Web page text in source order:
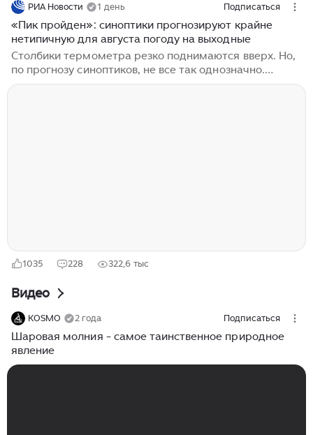
РИА Новости 1 день Подписаться
«Пик пройден»: синоптики прогнозируют крайне
нетипичную для августа погоду на выходные
Столбики термометра резко поднимаются вверх. Но,
по прогнозу синоптиков, не все так однозначно.
Август в столице продолжает оставаться жарким. В
1035 228 322,6 тыс
Видео
KOSMO 2 года Подписаться
Шаровая молния - самое таинственное природное
явление